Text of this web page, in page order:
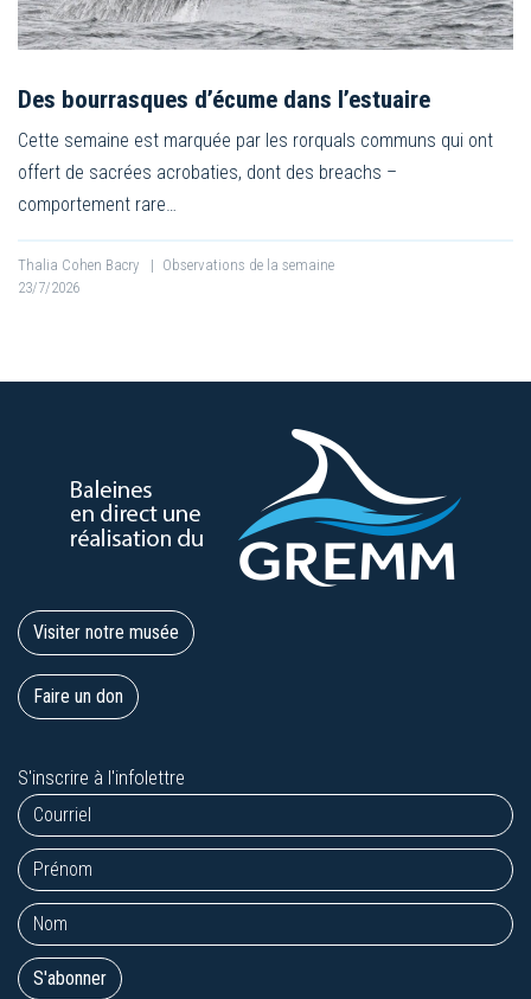
Des bourrasques d’écume dans l’estuaire
Cette semaine est marquée par les rorquals communs qui ont
offert de sacrées acrobaties, dont des breachs –
comportement rare…
Thalia Cohen Bacry | Observations de la semaine
23/7/2026
Visiter notre musée
Faire un don
S'inscrire à l'infolettre